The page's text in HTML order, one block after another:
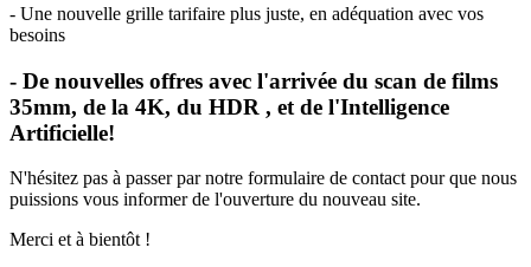
- Une nouvelle grille tarifaire plus juste, en adéquation avec vos
besoins
- De nouvelles offres avec l'arrivée du scan de films
35mm, de la 4K, du HDR , et de l'Intelligence
Artificielle!
N'hésitez pas à passer par notre formulaire de contact pour que nous
puissions vous informer de l'ouverture du nouveau site.
Merci et à bientôt !